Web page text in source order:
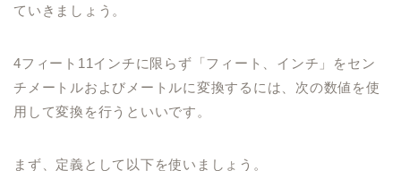
ていきましょう。
4フィート11インチに限らず「フィート、インチ」をセン
チメートルおよびメートルに変換するには、次の数値を使
用して変換を行うといいです。
まず、定義として以下を使いましょう。